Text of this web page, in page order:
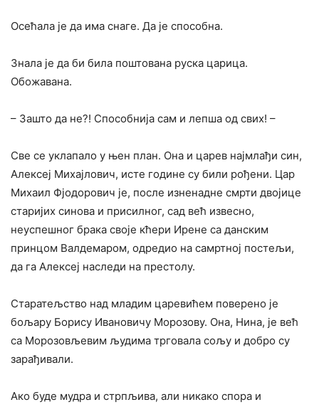
Осећала је да има снаге. Да је способна.
Знала је да би била поштована руска царица.
Обожавана.
– Зашто да не?! Способнија сам и лепша од свих! –
Све се уклапало у њен план. Она и царев најмлађи син,
Алексеј Михајлович, исте године су били рођени. Цар
Михаил Фјодорович је, после изненадне смрти двојице
старијих синова и присилног, сад већ извесно,
неуспешног брака своје кћери Ирене са данским
принцом Валдемаром, одредио на самртној постељи,
да га Алексеј наследи на престолу.
Старатељство над младим царевићем поверено је
бољару Борису Ивановичу Морозову. Она, Нина, је већ
са Морозовљевим људима трговала сољу и добро су
зарађивали.
Ако буде мудра и стрпљива, али никако спора и